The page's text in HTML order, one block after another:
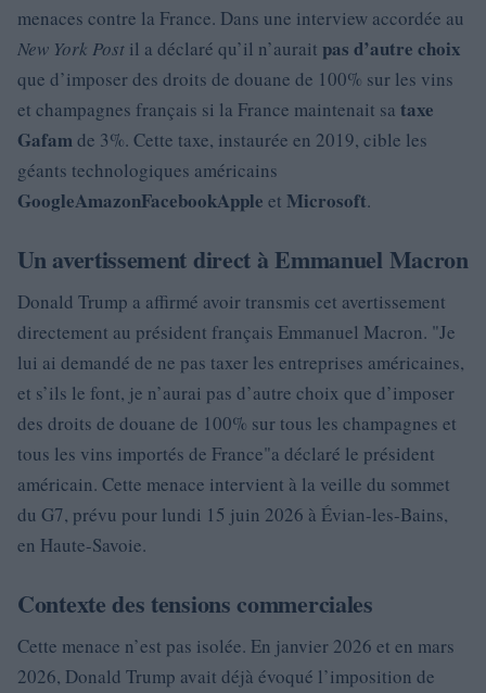
menaces contre la France. Dans une interview accordée au
New York Post il a déclaré qu’il n’aurait pas d’autre choix
que d’imposer des droits de douane de 100% sur les vins
et champagnes français si la France maintenait sa taxe
Gafamde 3%. Cette taxe, instaurée en 2019, cible les
géants technologiques américains
GoogleAmazonFacebookApple et Microsoft.
Un avertissement direct à Emmanuel Macron
Donald Trump a affirmé avoir transmis cet avertissement
directement au président français Emmanuel Macron. Je
lui ai demandé de ne pas taxer les entreprises américaines,
et s’ils le font, je n’aurai pas d’autre choix que d’imposer
des droits de douane de 100% sur tous les champagnes et
tous les vins importés de France a déclaré le président
américain. Cette menace intervient à la veille du sommet
du G7, prévu pour lundi 15 juin 2026 à Évian-les-Bains,
en Haute-Savoie.
Contexte des tensions commerciales
Cette menace n’est pas isolée. En janvier 2026 et en mars
2026, Donald Trump avait déjà évoqué l’imposition de